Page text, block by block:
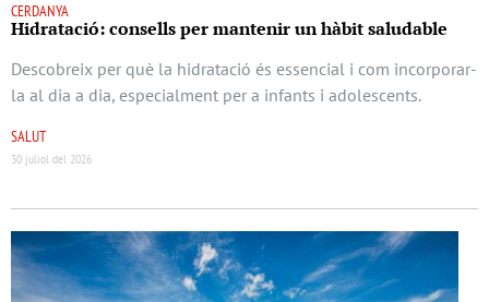
CERDANYA
Hidratació: consells per mantenir un hàbit saludable
Descobreix per què la hidratació és essencial i com incorporar-
la al dia a dia, especialment per a infants i adolescents.
SALUT
30 juliol del 2026